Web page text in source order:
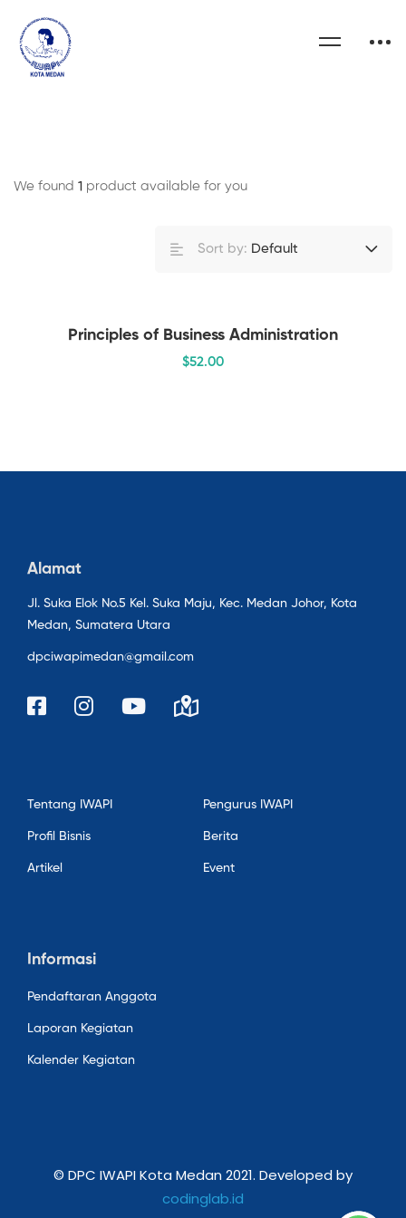
We found 1 product available for you
Sort by: Default
Principles of Business Administration
$52.00
Alamat
Jl. Suka Elok No.5 Kel. Suka Maju, Kec. Medan Johor, Kota
Medan, Sumatera Utara
dpciwapimedan@gmail.com
Tentang IWAPI Pengurus IWAPI
Profil Bisnis Berita
Artikel Event
Informasi
Pendaftaran Anggota
Laporan Kegiatan
Kalender Kegiatan
© DPC IWAPI Kota Medan 2021. Developed by
codinglab.id